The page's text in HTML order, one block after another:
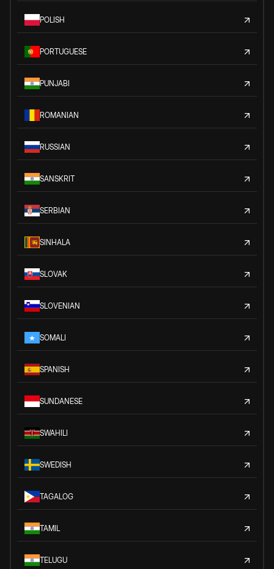
POLISH
PORTUGUESE
PUNJABI
ROMANIAN
RUSSIAN
SANSKRIT
SERBIAN
SINHALA
SLOVAK
SLOVENIAN
SOMALI
SPANISH
SUNDANESE
SWAHILI
SWEDISH
TAGALOG
TAMIL
TELUGU